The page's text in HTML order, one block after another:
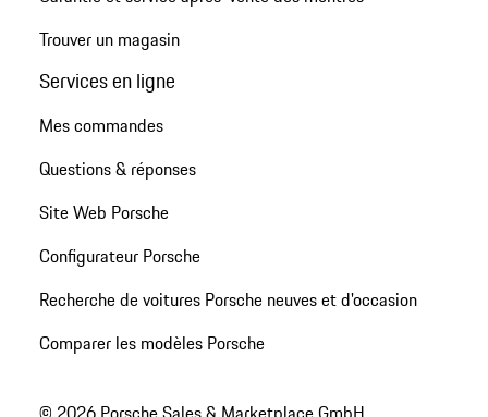
Trouver un magasin
Services en ligne
Mes commandes
Questions & réponses
Site Web Porsche
Configurateur Porsche
Recherche de voitures Porsche neuves et d'occasion
Comparer les modèles Porsche